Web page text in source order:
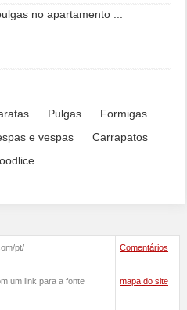
no apartamento ...
Pulgas
Formigas
e vespas
Carrapatos
pt/
um link para a fonte
Comentários
mapa do site